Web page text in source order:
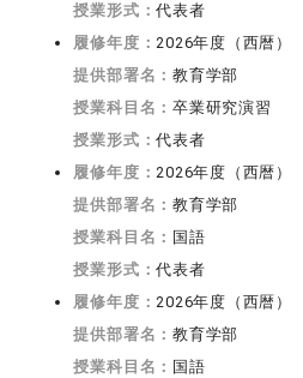
授業形式：代表者
履修年度：2026年度（西暦）
提供部署名：教育学部
授業科目名：卒業研究演習
授業形式：代表者
履修年度：2026年度（西暦）
提供部署名：教育学部
授業科目名： 国語
授業形式：代表者
履修年度：2026年度（西暦）
提供部署名：教育学部
授業科目名： 国語